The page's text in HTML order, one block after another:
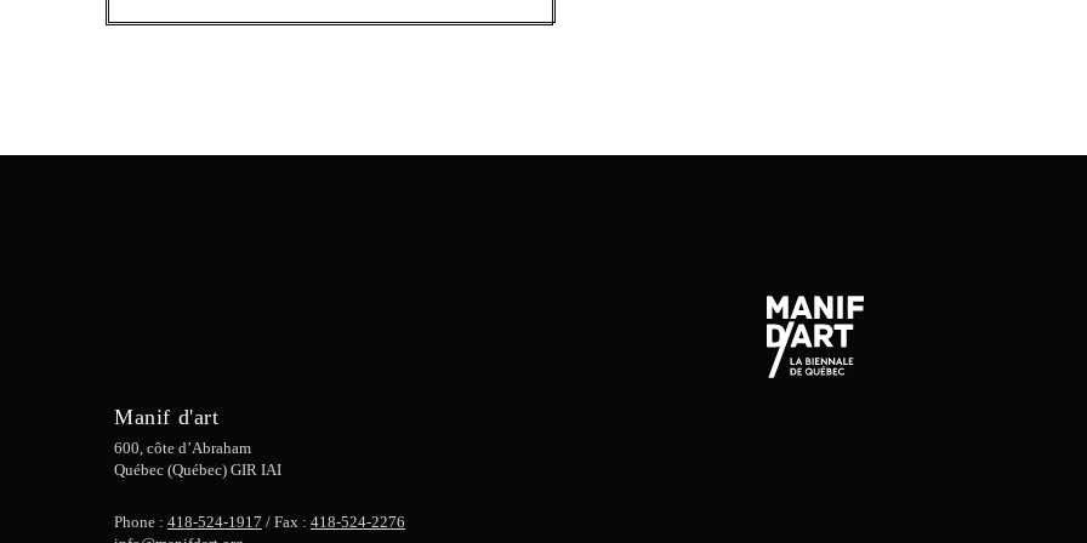
Manif d'art
600, côte d’Abraham
Québec (Québec) GIR IAI
Phone : 418-524-1917 / Fax : 418-524-2276